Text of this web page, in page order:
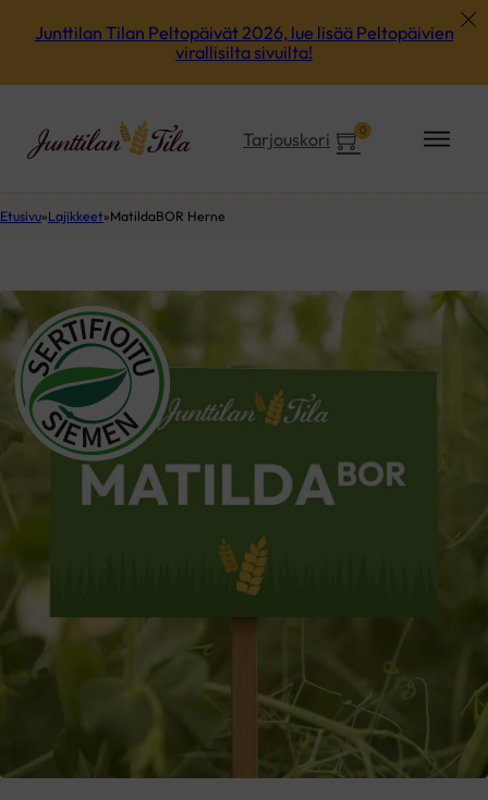
Junttilan Tilan Peltopäivät 2026, lue lisää Peltopäivien
virallisilta sivuilta!
0
Tarjouskori
Etusivu Lajikkeet MatildaBOR Herne